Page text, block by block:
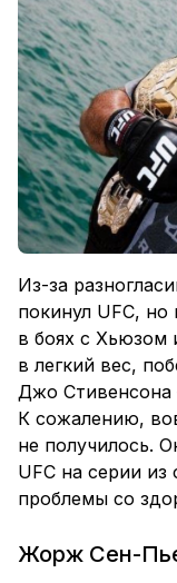
Из-за
покинул UFC,
в боях с
в легкий вес,
Джо
К сожалению,
не получилось.
UFC на серии
проблемы со
Жорж Сен-